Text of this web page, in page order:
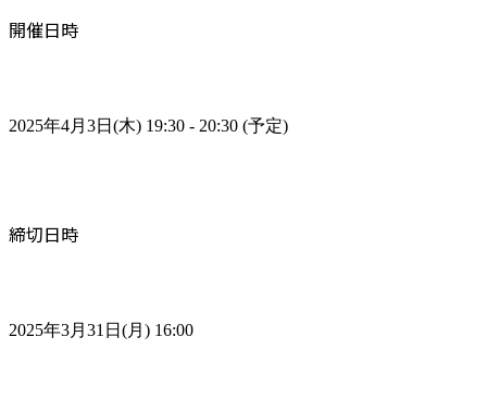
開催日時
2025年4月3日(木) 19:30 - 20:30 (予定)
締切日時
2025年3月31日(月) 16:00